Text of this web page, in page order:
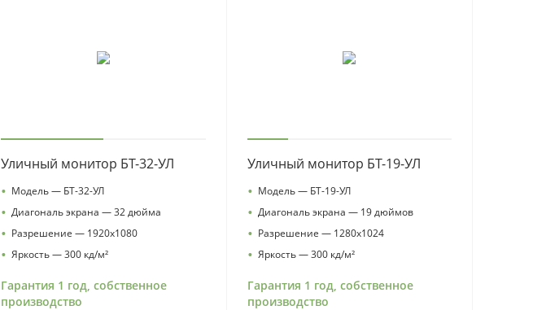
Уличный монитор БТ-32-УЛ
• Модель — БТ-32-УЛ
• Диагональ экрана — 32 дюйма
• Разрешение — 1920х1080
• Яркость — 300 кд/м²
Гарантия 1 год, собственное
производство
Уличный монитор БТ-19-УЛ
• Модель — БТ-19-УЛ
• Диагональ экрана — 19 дюймов
• Разрешение — 1280х1024
• Яркость — 300 кд/м²
Гарантия 1 год, собственное
производство